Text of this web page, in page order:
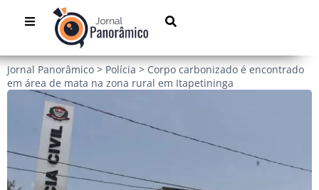
Jornal Panorâmico > Polícia > Corpo carbonizado é encontrado
em área de mata na zona rural em Itapetininga